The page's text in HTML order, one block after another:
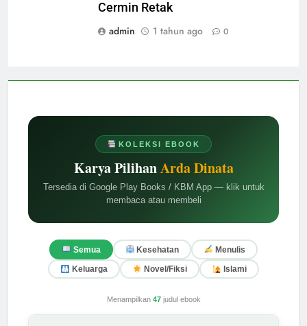
KOLEKSI EBOOK
Karya PilihanArda Dinata
Tersedia di Google Play Books / KBM App — klik untuk
membaca atau membeli
Semua Kesehatan Menulis
Keluarga Novel/Fiksi Islami
Menampilkan 47judul ebook
Cermin Retak
admin
1 tahun ago 0